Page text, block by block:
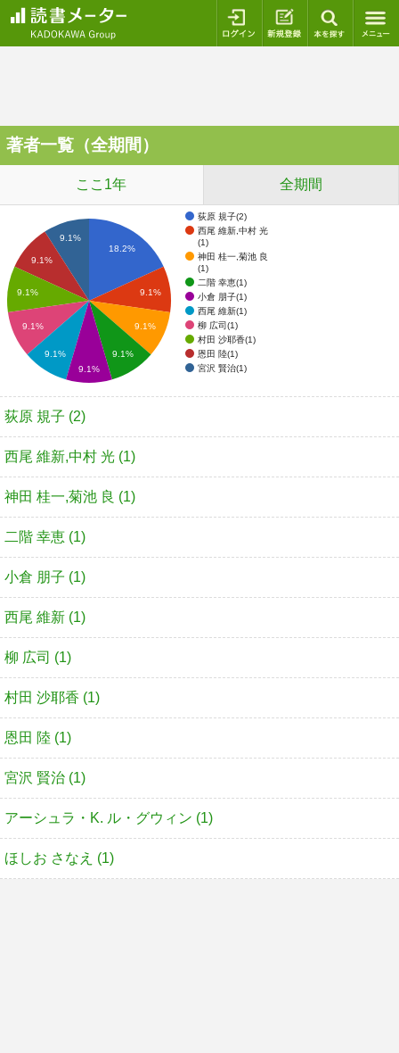
ログイン 新規登録
著者一覧（全期間）
ここ1年 全期間
荻原 規子(2)
西尾 維新,中村 光
(1)
神田 桂一,菊池 良
(1)
二階 幸恵(1)
小倉 朋子(1)
西尾 維新(1)
柳 広司(1)
村田 沙耶香(1)
恩田 陸(1)
宮沢 賢治(1)
18.2%
9.1%
9.1%
9.1%
9.1%
9.1%
9.1%
9.1%
9.1%
9.1%
荻原 規子 (2)
西尾 維新,中村 光 (1)
神田 桂一,菊池 良 (1)
二階 幸恵 (1)
小倉 朋子 (1)
西尾 維新 (1)
柳 広司 (1)
村田 沙耶香 (1)
恩田 陸 (1)
宮沢 賢治 (1)
アーシュラ・K. ル・グウィン (1)
ほしお さなえ (1)